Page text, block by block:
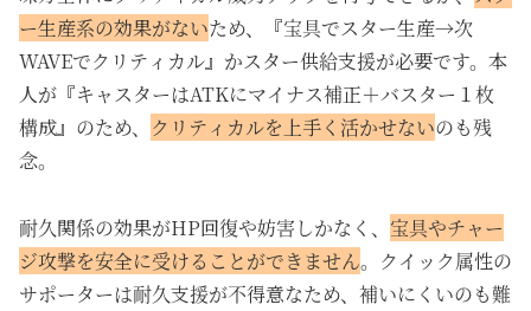
ー生産系の効果がないため、『宝具でスター生産→次
WAVEでクリティカル』かスター供給支援が必要です。本
人が『キャスターはATKにマイナス補正＋バスター１枚
構成』のため、 クリティカルを上手く活かせないのも残
念。
耐久関係の効果がHP回復や妨害しかなく、 宝具やチャー
ジ攻撃を安全に受けることができません。クイック属性の
サポーターは耐久支援が不得意なため、補いにくいのも難